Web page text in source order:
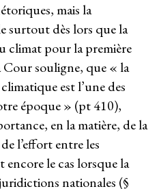
mais la
surtout dès lors que la
climat pour la première
Cour souligne, que « la
est l’une des
époque » (pt 410),
en la matière, de la
l’effort entre les
encore le cas lorsque la
nationales (§